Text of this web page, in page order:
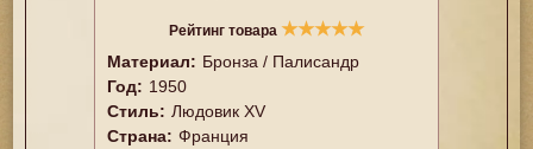
Рейтинг товара ★★★★★
Материал: Бронза / Палисандр
Год: 1950
Стиль: Людовик XV
Страна: Франция